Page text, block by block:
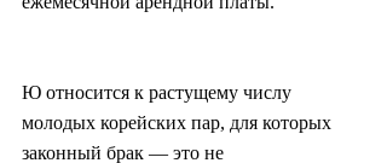
Ю относится к растущему числу
молодых корейских пар, для которых
законный брак — это не